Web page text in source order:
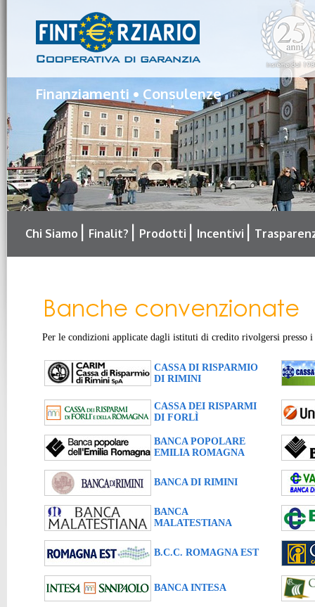
Finanziamenti • Consulenze
Chi Siamo Finalit? Prodotti Incentivi
Per le condizioni applicate dagli istituti di credito rivolgersi presso
CASSA DI RISPARMIO
DI RIMINI
CASSA DEI RISPARMI
DI FORLÌ
BANCA POPOLARE
EMILIA ROMAGNA
BANCA DI RIMINI
BANCA
MALATESTIANA
B.C.C. ROMAGNA EST
BANCA INTESA